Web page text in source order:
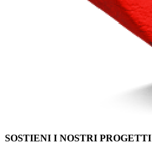
SOSTIENI I NOSTRI PROGETTI